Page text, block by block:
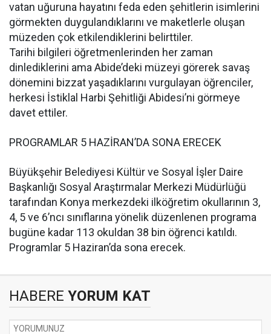
vatan uğuruna hayatını feda eden şehitlerin isimlerini
görmekten duygulandıklarını ve maketlerle oluşan
müzeden çok etkilendiklerini belirttiler.
Tarihi bilgileri öğretmenlerinden her zaman
dinlediklerini ama Abide’deki müzeyi görerek savaş
dönemini bizzat yaşadıklarını vurgulayan öğrenciler,
herkesi İstiklal Harbi Şehitliği Abidesi’ni görmeye
davet ettiler.
PROGRAMLAR 5 HAZİRAN’DA SONA ERECEK
Büyükşehir Belediyesi Kültür ve Sosyal İşler Daire
Başkanlığı Sosyal Araştırmalar Merkezi Müdürlüğü
tarafından Konya merkezdeki ilköğretim okullarının 3,
4, 5 ve 6’ncı sınıflarına yönelik düzenlenen programa
bugüne kadar 113 okuldan 38 bin öğrenci katıldı.
Programlar 5 Haziran’da sona erecek.
HABERE YORUM KAT